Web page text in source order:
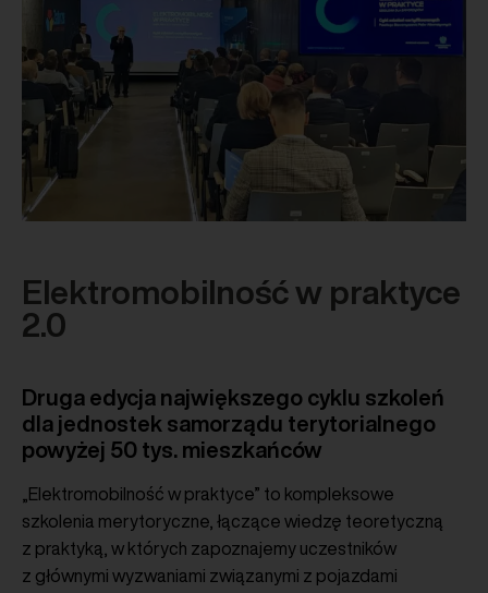
Elektromobilność w praktyce
2.0
Druga edycja największego cyklu szkoleń
dla jednostek samorządu terytorialnego
powyżej 50 tys. mieszkańców
„Elektromobilność w praktyce” to kompleksowe
szkolenia merytoryczne, łączące wiedzę teoretyczną
z praktyką, w których zapoznajemy uczestników
z głównymi wyzwaniami związanymi z pojazdami